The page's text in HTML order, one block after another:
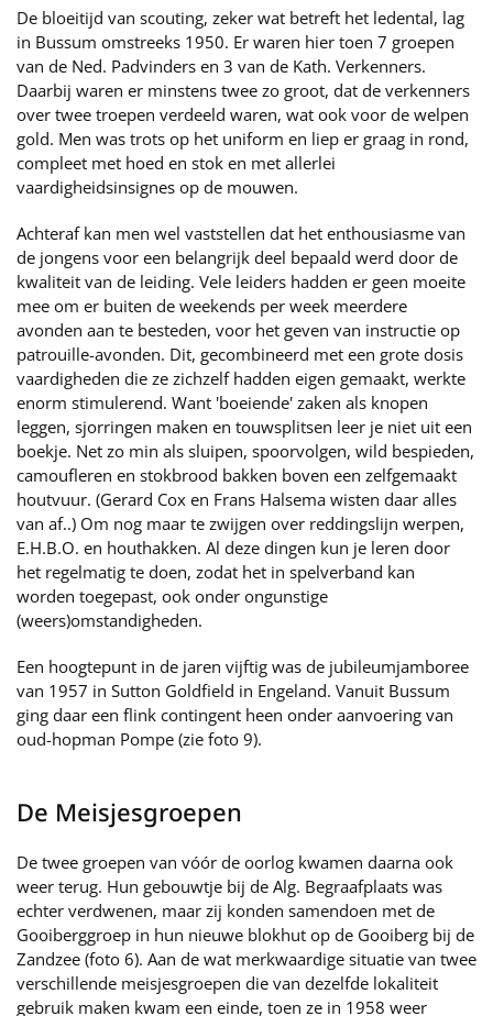
De bloeitijd van scouting, zeker wat betreft het ledental, lag
in Bussum omstreeks 1950. Er waren hier toen 7 groepen
van de Ned. Padvinders en 3 van de Kath. Verkenners.
Daarbij waren er minstens twee zo groot, dat de verkenners
over twee troepen verdeeld waren, wat ook voor de welpen
gold. Men was trots op het uniform en liep er graag in rond,
compleet met hoed en stok en met allerlei
vaardigheidsinsignes op de mouwen.
Achteraf kan men wel vaststellen dat het enthousiasme van
de jongens voor een belangrijk deel bepaald werd door de
kwaliteit van de leiding. Vele leiders hadden er geen moeite
mee om er buiten de weekends per week meerdere
avonden aan te besteden, voor het geven van instructie op
patrouille-avonden. Dit, gecombineerd met een grote dosis
vaardigheden die ze zichzelf hadden eigen gemaakt, werkte
enorm stimulerend. Want 'boeiende' zaken als knopen
leggen, sjorringen maken en touwsplitsen leer je niet uit een
boekje. Net zo min als sluipen, spoorvolgen, wild bespieden,
camoufleren en stokbrood bakken boven een zelfgemaakt
houtvuur. (Gerard Cox en Frans Halsema wisten daar alles
van af..) Om nog maar te zwijgen over reddingslijn werpen,
E.H.B.O. en houthakken. Al deze dingen kun je leren door
het regelmatig te doen, zodat het in spelverband kan
worden toegepast, ook onder ongunstige
(weers)omstandigheden.
Een hoogtepunt in de jaren vijftig was de jubileumjamboree
van 1957 in Sutton Goldfield in Engeland. Vanuit Bussum
ging daar een flink contingent heen onder aanvoering van
oud-hopman Pompe (zie foto 9).
De Meisjesgroepen
De twee groepen van vóór de oorlog kwamen daarna ook
weer terug. Hun gebouwtje bij de Alg. Begraafplaats was
echter verdwenen, maar zij konden samendoen met de
Gooiberggroep in hun nieuwe blokhut op de Gooiberg bij de
Zandzee (foto 6). Aan de wat merkwaardige situatie van twee
verschillende meisjesgroepen die van dezelfde lokaliteit
gebruik maken kwam een einde, toen ze in 1958 weer